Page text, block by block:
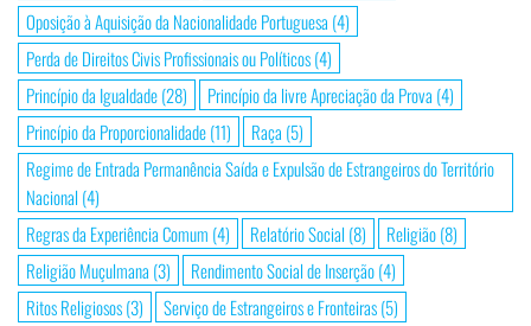
Oposição à Aquisição da Nacionalidade Portuguesa (4)
Perda de Direitos Civis Profissionais ou Políticos(4)
Princípio da Igualdade(28) Princípio da livre Apreciação da Prova (4)
Princípio da Proporcionalidade(11) Raça (5)
Regime de Entrada Permanência Saída e Expulsão de Estrangeiros do Território
Nacional (4)
Regras da Experiência Comum (4) Relatório Social (8) Religião(8)
Religião Muçulmana (3) Rendimento Social de Inserção(4)
Ritos Religiosos(3) Serviço de Estrangeiros e Fronteiras(5)